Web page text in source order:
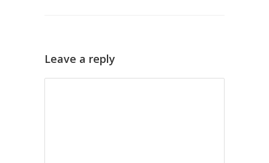
Leave a reply